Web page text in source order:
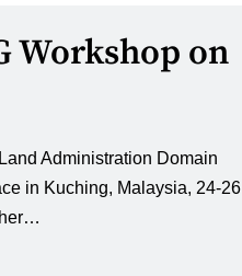
Workshop on
Administration Domain
in Kuching, Malaysia, 24-26